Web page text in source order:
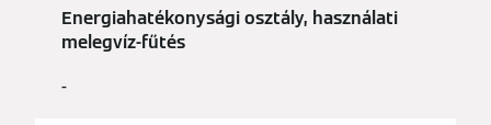
Energiahatékonysági osztály, használati
melegvíz-fűtés
-